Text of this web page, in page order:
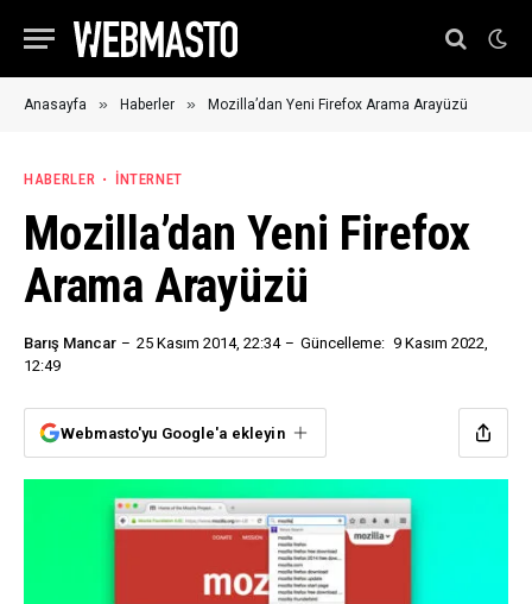
Anasayfa » Haberler » Mozilla’dan Yeni Firefox Arama Arayüzü
HABERLER İNTERNET
Mozilla’dan Yeni Firefox
Arama Arayüzü
Barış Mancar 25 Kasım 2014, 22:34 Güncelleme: 9 Kasım 2022,
12:49
Webmasto'yu Google'a ekleyin